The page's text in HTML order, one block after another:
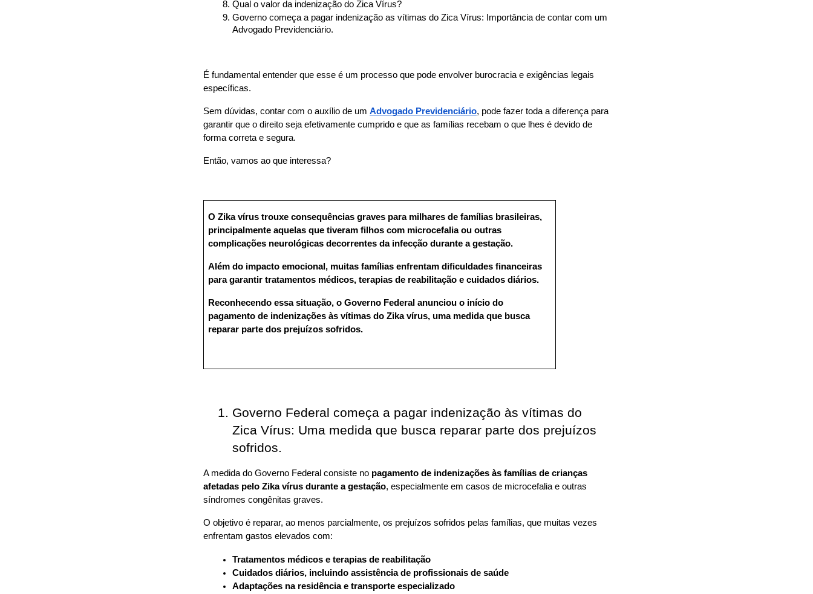
Qual o valor da indenização do Zica Vírus?
Governo começa a pagar indenização as vítimas do Zica Vírus: Importância de contar com um
Advogado Previdenciário.
É fundamental entender que esse é um processo que pode envolver burocracia e exigências legais
específicas.
Sem dúvidas, contar com o auxílio de um Advogado Previdenciário, pode fazer toda a diferença para
garantir que o direito seja efetivamente cumprido e que as famílias recebam o que lhes é devido de
forma correta e segura.
Então, vamos ao que interessa?
O Zika vírus trouxe consequências graves para milhares de famílias brasileiras,
principalmente aquelas que tiveram filhos com microcefalia ou outras
complicações neurológicas decorrentes da infecção durante a gestação.
Além do impacto emocional, muitas famílias enfrentam dificuldades financeiras
para garantir tratamentos médicos, terapias de reabilitação e cuidados diários.
Reconhecendo essa situação, o Governo Federal anunciou o início do
pagamento de indenizações às vítimas do Zika vírus, uma medida que busca
reparar parte dos prejuízos sofridos.
Governo Federal começa a pagar indenização às vítimas do
Zica Vírus: Uma medida que busca reparar parte dos prejuízos
sofridos.
A medida do Governo Federal consiste no pagamento de indenizações às famílias de crianças
afetadas pelo Zika vírus durante a gestação, especialmente em casos de microcefalia e outras
síndromes congênitas graves.
O objetivo é reparar, ao menos parcialmente, os prejuízos sofridos pelas famílias, que muitas vezes
enfrentam gastos elevados com:
Tratamentos médicos e terapias de reabilitação
Cuidados diários, incluindo assistência de profissionais de saúde
Adaptações na residência e transporte especializado